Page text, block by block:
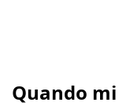
Quando mi